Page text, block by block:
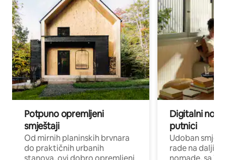
Potpuno opremljeni
smještaji
Od mirnih planinskih brvnara
do praktičnih urbanih
Digitalni
putnici
Udoban
rade na